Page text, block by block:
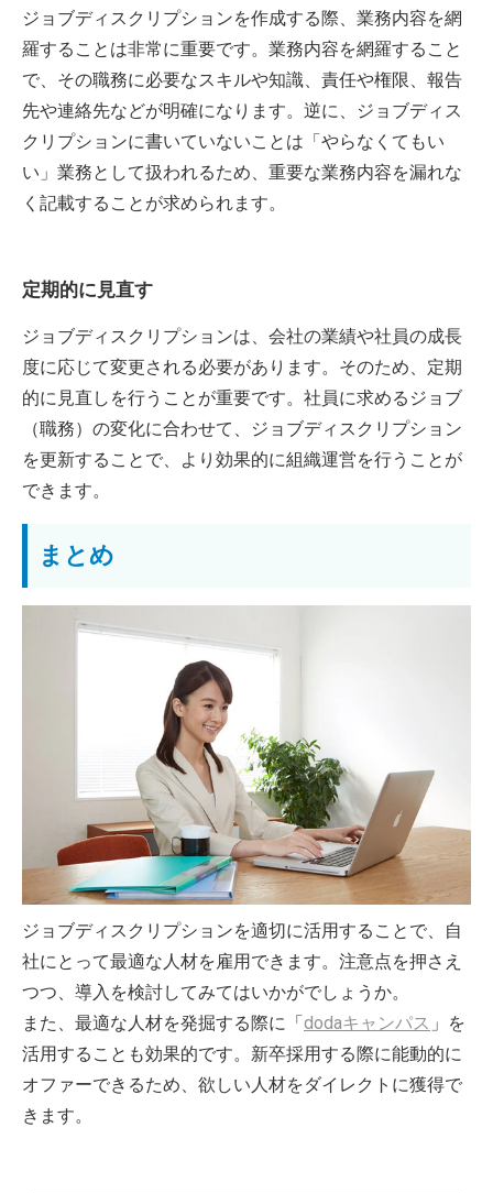
ジョブディスクリプションを作成する際、業務内容を網
羅することは非常に重要です。業務内容を網羅すること
で、その職務に必要なスキルや知識、責任や権限、報告
先や連絡先などが明確になります。逆に、ジョブディス
クリプションに書いていないことは「やらなくてもい
い」業務として扱われるため、重要な業務内容を漏れな
く記載することが求められます。
定期的に見直す
ジョブディスクリプションは、会社の業績や社員の成長
度に応じて変更される必要があります。そのため、定期
的に見直しを行うことが重要です。社員に求めるジョブ
（職務）の変化に合わせて、ジョブディスクリプション
を更新することで、より効果的に組織運営を行うことが
できます。
まとめ
ジョブディスクリプションを適切に活用することで、自
社にとって最適な人材を雇用できます。注意点を押さえ
つつ、導入を検討してみてはいかがでしょうか。
また、最適な人材を発掘する際に「dodaキャンパス 」を
活用することも効果的です。新卒採用する際に能動的に
オファーできるため、欲しい人材をダイレクトに獲得で
きます。